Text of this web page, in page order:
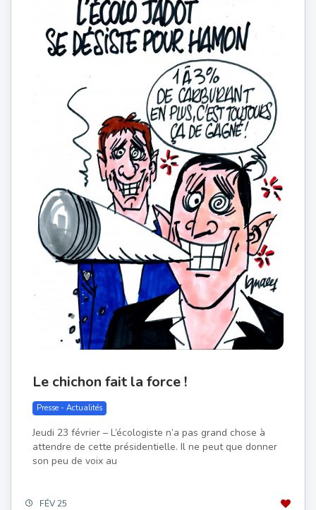
Le chichon fait la force !
Presse - Actualités
Jeudi 23 février – L’écologiste n’a pas grand chose à
attendre de cette présidentielle. Il ne peut que donner
son peu de voix au
FÉV 25